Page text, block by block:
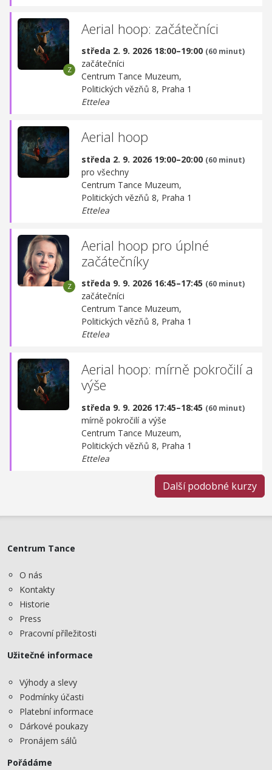
Aerial hoop: začátečníci
středa 2. 9. 2026 18:00–19:00 (60 minut)
začátečníci
Centrum Tance Muzeum,
Politických vězňů 8, Praha 1
Ettelea
Aerial hoop
středa 2. 9. 2026 19:00–20:00 (60 minut)
pro všechny
Centrum Tance Muzeum,
Politických vězňů 8, Praha 1
Ettelea
Aerial hoop pro úplné
začátečníky
středa 9. 9. 2026 16:45–17:45 (60 minut)
začátečníci
Centrum Tance Muzeum,
Politických vězňů 8, Praha 1
Ettelea
Aerial hoop: mírně pokročilí a
výše
středa 9. 9. 2026 17:45–18:45 (60 minut)
mírně pokročilí a výše
Centrum Tance Muzeum,
Politických vězňů 8, Praha 1
Ettelea
Další podobné kurzy
Centrum Tance
O nás
Kontakty
Historie
Press
Pracovní příležitosti
Užitečné informace
Výhody a slevy
Podmínky účasti
Platební informace
Dárkové poukazy
Pronájem sálů
Pořádáme